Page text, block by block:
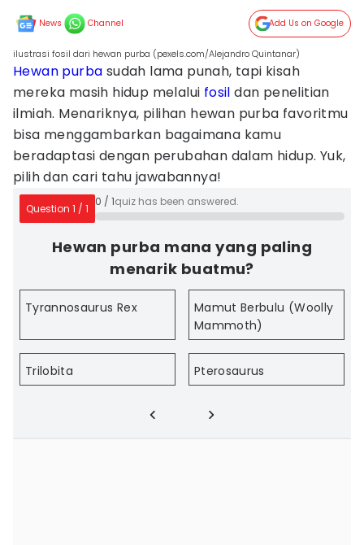
News Channel Add Us on Google
ilustrasi fosil dari hewan purba (pexels.com/Alejandro Quintanar)
Hewan purba sudah lama punah, tapi kisah
mereka masih hidup melalui fosil dan penelitian
ilmiah. Menariknya, pilihan hewan purba favoritmu
bisa menggambarkan bagaimana kamu
beradaptasi dengan perubahan dalam hidup. Yuk,
pilih dan cari tahu jawabannya!
Question 1 / 1
0 / 1quiz has been answered.
Hewan purba mana yang paling
menarik buatmu?
Tyrannosaurus Rex
Mamut Berbulu (Woolly
Mammoth)
Trilobita Pterosaurus